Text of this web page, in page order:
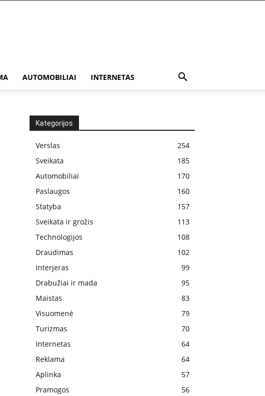
AUTOMOBILIAI INTERNETAS
Kategorijos
Verslas
254
Sveikata
185
Automobiliai
170
Paslaugos
160
Statyba
157
Sveikata ir grožis
113
Technologijos
108
Draudimas
102
Interjeras
99
Drabužiai ir mada
95
Maistas
83
Visuomenė
79
Turizmas
70
Internetas
64
Reklama
64
Aplinka
57
Pramogos
56